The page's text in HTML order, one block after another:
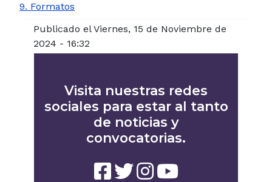
9. Formatos
Publicado el Viernes, 15 de Noviembre de
2024 - 16:32
Visita nuestras redes
sociales para estar al tanto
de noticias y
convocatorias.